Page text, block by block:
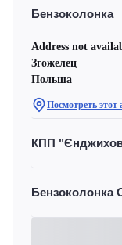
Бензоколонка
Address not
Згожелец
Польша
Посмотреть этот
КПП
Бензоколонка